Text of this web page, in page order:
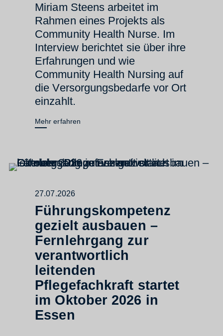
Miriam Steens arbeitet im
Rahmen eines Projekts als
Community Health Nurse. Im
Interview berichtet sie über ihre
Erfahrungen und wie
Community Health Nursing auf
die Versorgungsbedarfe vor Ort
einzahlt.
Mehr erfahren
27.07.2026
Führungskompetenz
gezielt ausbauen –
Fernlehrgang zur
verantwortlich
leitenden
Pflegefachkraft startet
im Oktober 2026 in
Essen